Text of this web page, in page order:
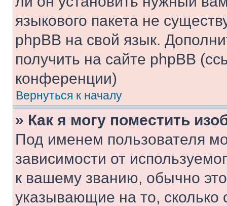
языкового пакета не
phpBB на свой язык.
получить на сайте phpBB
конференции)
Вернуться к началу
» Как я могу поместить
Под именем пользователя
зависимости от
к вашему званию, обычно это
указывающие на то,